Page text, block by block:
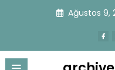
Ağustos 9,